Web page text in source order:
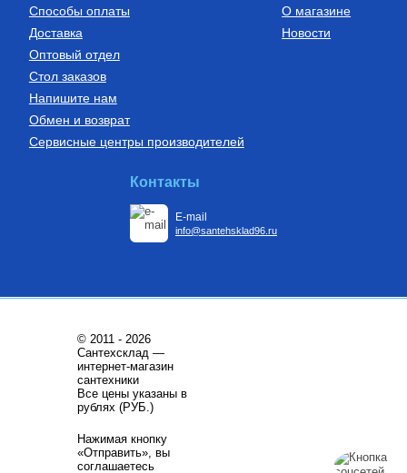
Купить Купить
Бойлеры (водонагреватели
Водонагреватель косвенного
нагрева напольный из
нержавеющей стали STINOX F
200 л., арт.: 805F0020
Установки канализационные
33 170
Трубы из сшитого полиэтилена
полиэтилена с барьерным
слоем EVOH, тип PE-Xa
25(3,5) бухта 50 м,
Способы оплаты
Доставка
Оптовый отдел
Стол заказов
Напишите нам
Обмен и возврат
Сервисные центры производителей
О магазине
Новости
Контакты
E-mail
info@santehsklad96.ru
© 2011 - 2026
Сантехсклад —
интернет-магазин
сантехники
Все цены указаны в
рублях (РУБ.)
Нажимая кнопку
«Отправить», вы
соглашаетесь